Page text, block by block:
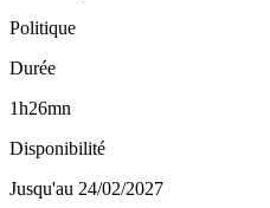
Politique
Durée
1h26mn
Disponibilité
Jusqu'au 24/02/2027